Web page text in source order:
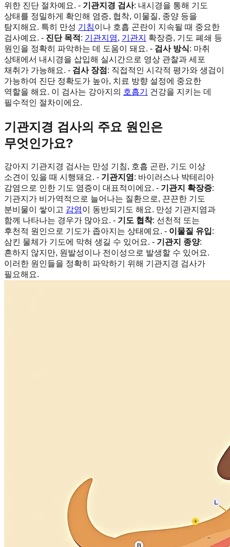
위한 진단 절차예요. - 기관지경 검사: 내시경을 통해 기도
상태를 정밀하게 확인해 염증, 협착, 이물질, 종양 등을
탐지해요. 특히 만성 기침이나 호흡 곤란이 지속될 때 중요한
검사예요. - 진단 목적 : 기관지염, 기관지
확장증, 기도 폐쇄 등
원인을 정확히 파악하는 데 도움이 돼요. - 검사 방식: 마취
상태에서 내시경을 삽입해 실시간으로 영상 관찰과 세포
채취가 가능해요. - 검사 장점 : 직접적인 시각적 평가와 생검이
가능하여 진단 정확도가 높아, 치료 방향 설정에 중요한
역할을 해요. 이 검사는 강아지의 호흡기
건강을 지키는 데
필수적인 절차이에요.
기관지경 검사의 주요 원인은
무엇인가요?
강아지 기관지경 검사는 만성 기침, 호흡 곤란, 기도 이상
소견이 있을 때 시행돼요. - 기관지염: 바이러스나 박테리아
감염으로 인한 기도 염증이 대표적이에요. - 기관지 확장증:
기관지가 비가역적으로 늘어나는 질환으로, 끈끈한 기도
분비물이 쌓이고 감염이 동반되기도 해요. 만성 기관지염과
함께 나타나는 경우가 많아요. - 기도 협착: 선천적 또는
후천적 원인으로 기도가 좁아지는 상태예요. - 이물질 유입:
삼킨 물체가 기도에 막혀 생길 수 있어요. - 기관지 종양:
흔하지 않지만, 원발성이나 전이성으로 발생할 수 있어요.
이러한 원인들을 정확히 파악하기 위해 기관지경 검사가
필요해요.